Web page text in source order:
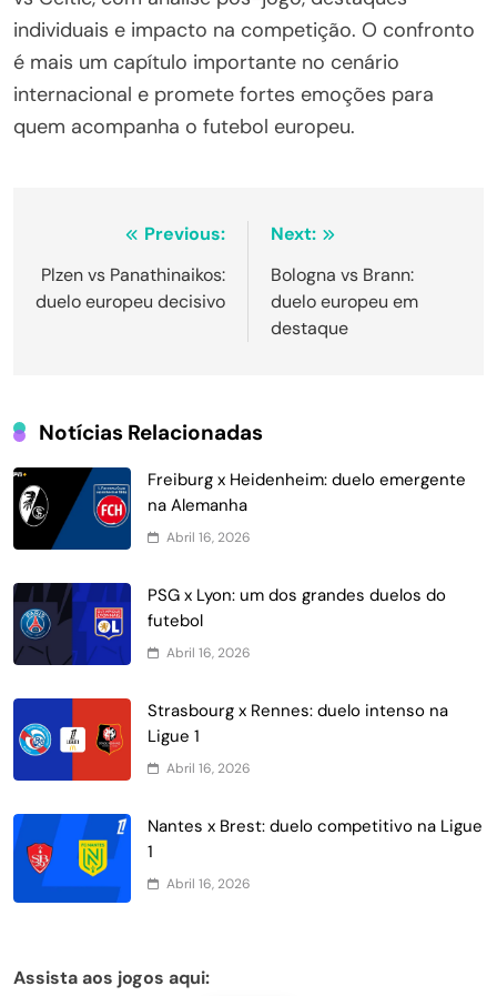
individuais e impacto na competição. O confronto
é mais um capítulo importante no cenário
internacional e promete fortes emoções para
quem acompanha o futebol europeu.
Navegação
de
Post
Previous:
Plzen vs Panathinaikos:
duelo europeu decisivo
Next:
Bologna vs Brann:
duelo europeu em
destaque
Notícias Relacionadas
Freiburg x Heidenheim: duelo emergente
na Alemanha
Abril 16, 2026
PSG x Lyon: um dos grandes duelos do
futebol
Abril 16, 2026
Strasbourg x Rennes: duelo intenso na
Ligue 1
Abril 16, 2026
Nantes x Brest: duelo competitivo na Ligue
1
Abril 16, 2026
Assista aos jogos aqui: